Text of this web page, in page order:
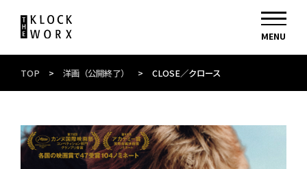
TOP > 洋画（公開終了） > CLOSE／クロース